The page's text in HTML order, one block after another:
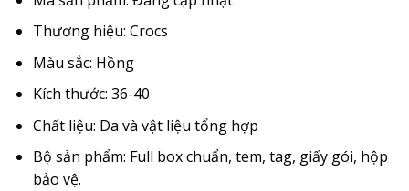
Thương hiệu: Crocs
Màu sắc: Hồng
Kích thước: 36-40
Chất liệu: Da và vật liệu tổng hợp
Bộ sản phẩm: Full box chuẩn, tem, tag, giấy gói, hộp
bảo vệ.